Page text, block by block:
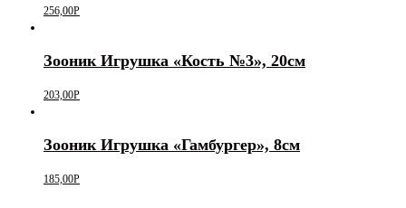
256,00Р
Зооник Игрушка «Кость №3», 20см
203,00Р
Зооник Игрушка «Гамбургер», 8см
185,00Р